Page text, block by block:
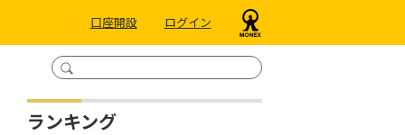
口座開設 ログイン
ランキング